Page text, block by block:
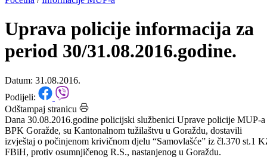
Početna/Informacije MUP-a
Uprava policije informacija za
period 30/31.08.2016.godine.
Datum: 31.08.2016.
Podijeli:
Odštampaj stranicu
Dana 30.08.2016.godine policijski službenici Uprave policije MUP-a